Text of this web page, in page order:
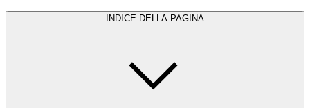
INDICE DELLA PAGINA